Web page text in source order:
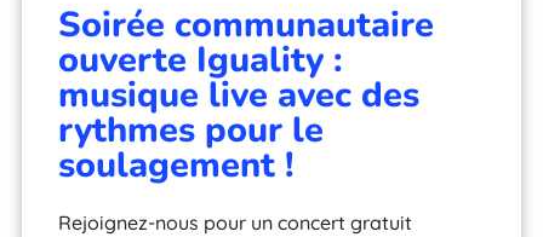
Soirée communautaire
ouverte Iguality :
musique live avec des
rythmes pour le
soulagement !
Rejoignez-nous pour un concert gratuit